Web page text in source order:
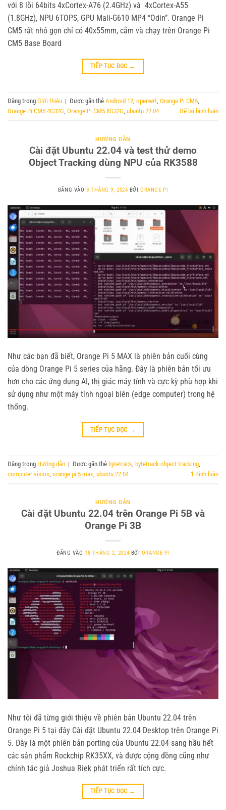
với 8 lõi 64bits 4xCortex-A76 (2.4GHz) và 4xCortex-A55
(1.8GHz), NPU 6TOPS, GPU Mali-G610 MP4 “Odin”. Orange Pi
CM5 rất nhỏ gọn chỉ có 40x55mm, cắm và chạy trên Orange Pi
CM5 Base Board
TIẾP TỤC ĐỌC →
Đăng trong Giới thiệu | Được gắn thẻ Android 12 openwrt Orange Pi CM5
Orange Pi CM5 4G32G Orange Pi CM5 8G32G ubuntu 22.04 Để lại bình luận
HƯỚNG DẪN
Cài đặt Ubuntu 22.04 và test thử demo
Object Tracking dùng NPU của RK3588
ĐĂNG VÀO 8 THÁNG 9, 2024 BỞIORANGE PI
Như các bạn đã biết, Orange Pi 5 MAX là phiên bản cuối cùng
của dòng Orange Pi 5 series của hãng. Đây là phiên bản tối ưu
hơn cho các ứng dụng AI, thị giác máy tính và cực kỳ phù hợp khi
sử dụng như một máy tính ngoại biên (edge computer) trong hệ
thống.
TIẾP TỤC ĐỌC →
Đăng trong Hướng dẫn | Được gắn thẻ bytetrack bytetrack object tracking
computer vision orange pi 5 max ubuntu 22.04 1 Bình luận
HƯỚNG DẪN
Cài đặt Ubuntu 22.04 trên Orange Pi 5B và
Orange Pi 3B
ĐĂNG VÀO18 THÁNG 2, 2024 BỞI ORANGE PI
Như tôi đã từng giới thiệu về phiên bản Ubuntu 22.04 trên
Orange Pi 5 tại đây Cài đặt Ubuntu 22.04 Desktop trên Orange Pi
5. Đây là một phiên bản porting của Ubuntu 22.04 sang hầu hết
các sản phẩm Rockchip RK35XX, và được cộng đồng cũng như
chính tác giả Joshua Riek phát triển rất tích cực.
TIẾP TỤC ĐỌC →